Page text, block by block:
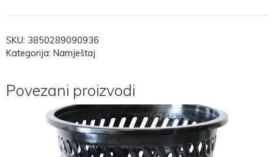
SKU: 3850289090936
Kategorija: Namještaj
Povezani proizvodi